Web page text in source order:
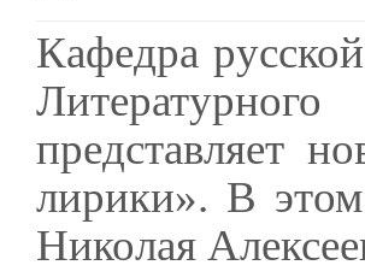
Кафедра
представляет
лирики». В
Николая